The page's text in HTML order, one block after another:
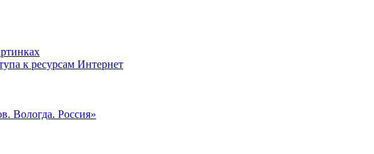
к ресурсам Интернет
Вологда. Россия»